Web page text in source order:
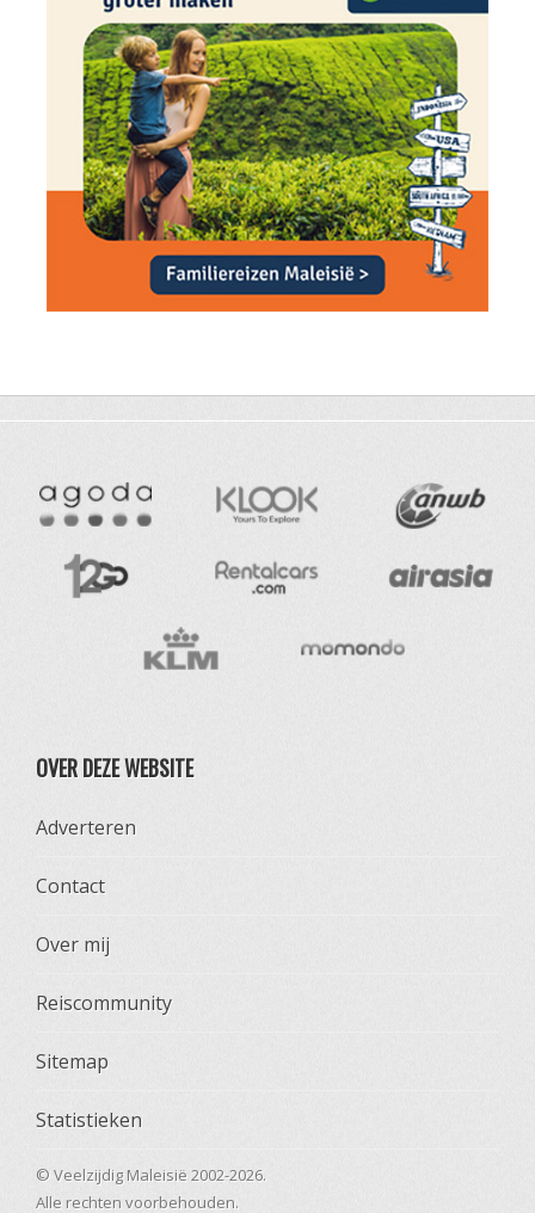
OVER DEZE WEBSITE
Adverteren
Contact
Over mij
Reiscommunity
Sitemap
Statistieken
© Veelzijdig Maleisië 2002-2026.
Alle rechten voorbehouden.